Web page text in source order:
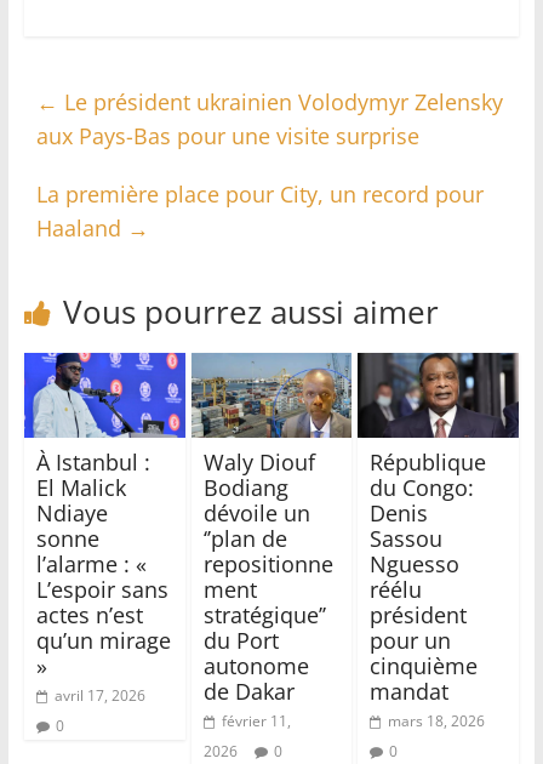
← Le président ukrainien Volodymyr Zelensky
aux Pays-Bas pour une visite surprise
La première place pour City, un record pour
Haaland →
Vous pourrez aussi aimer
À Istanbul :
El Malick
Ndiaye
sonne
l’alarme : «
L’espoir sans
actes n’est
qu’un mirage
»
avril 17, 2026
0
Waly Diouf
Bodiang
dévoile un
‘’plan de
repositionne
ment
stratégique’’
du Port
autonome
de Dakar
février 11,
2026
0
République
du Congo:
Denis
Sassou
Nguesso
réélu
président
pour un
cinquième
mandat
mars 18, 2026
0